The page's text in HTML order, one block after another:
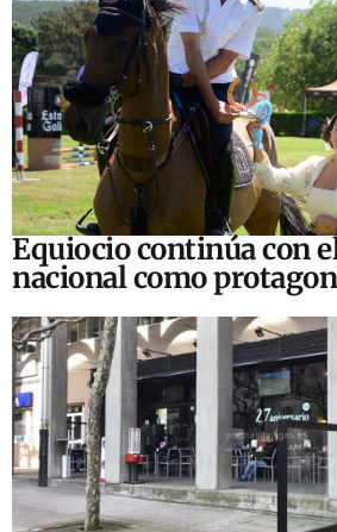
Equiocio continúa con
nacional como